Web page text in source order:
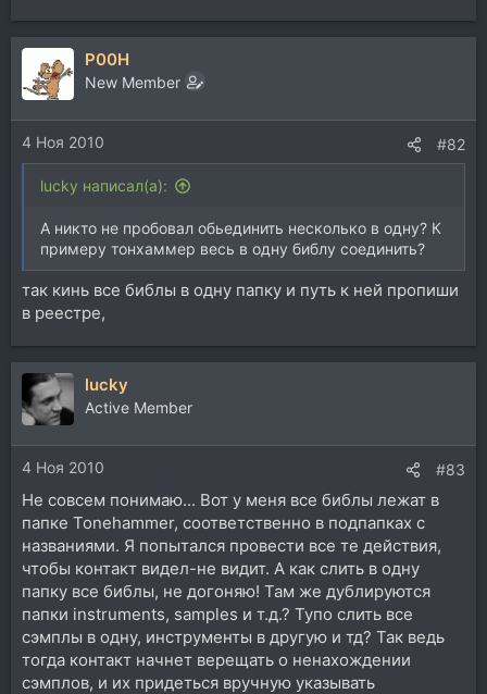
P00H
New Member
4 Ноя 2010 #82
lucky написал(а):
А никто не пробовал обьединить несколько в одну? К
примеру тонхаммер весь в одну библу соединить?
так кинь все библы в одну папку и путь к ней пропиши
в реестре,
lucky
Active Member
4 Ноя 2010 #83
Не совсем понимаю... Вот у меня все библы лежат в
папке Tonehammer, соответственно в подпапках с
названиями. Я попытался провести все те действия,
чтобы контакт видел-не видит. А как слить в одну
папку все библы, не догоняю! Там же дублируются
папки instruments, samples и т.д.? Тупо слить все
сэмплы в одну, инструменты в другую и тд? Так ведь
тогда контакт начнет верещать о ненахождении
сэмплов, и их придеться вручную указывать